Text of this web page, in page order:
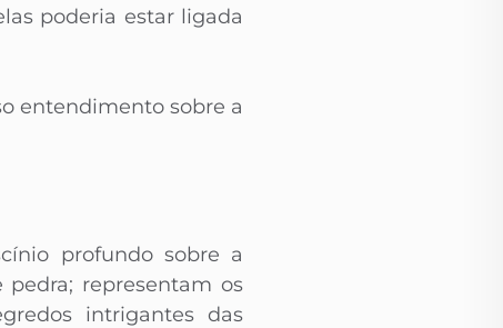
poderia estar ligada
entendimento sobre a
profundo sobre a
representam os
intrigantes das